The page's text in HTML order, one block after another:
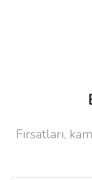
Fırsatları,